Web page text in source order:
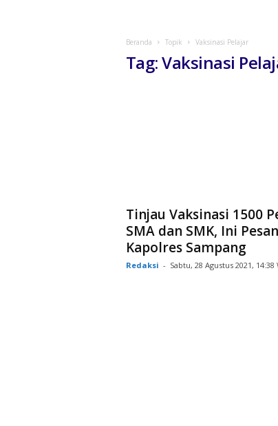
Beranda Topik Vaksinasi Pelajar
Tag: Vaksinasi
Tinjau Vaksinasi 1500
SMA dan SMK, Ini Pesan
Kapolres Sampang
Redaksi - Sabtu, 28 Agustus 2021, 14:38